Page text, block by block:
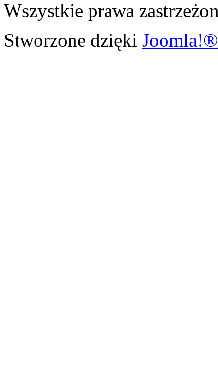
Wszystkie prawa
Stworzone dzięki Joomla!®